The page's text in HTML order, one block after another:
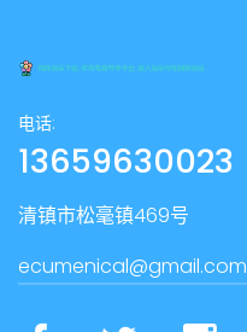
电话:
13659630023
清镇市松毫镇469号
ecumenical@gmail.com